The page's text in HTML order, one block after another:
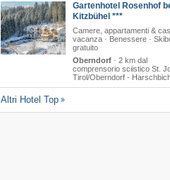
Gartenhotel Rosenhof
Kitzbühel ***
Camere, appartamenti &
vacanza · Benessere ·
gratuito
Oberndorf · 2 km dal
comprensorio sciistico St.
Tirol/​Oberndorf -
Altri Hotel Top